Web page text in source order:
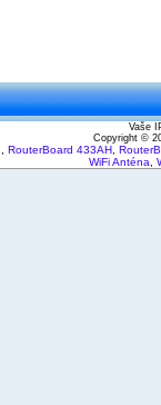
Vaše
Copyright ©
RouterBoard 433AH
WiFi Anténa